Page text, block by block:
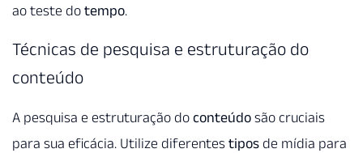
ao teste do tempo.
Técnicas de pesquisa e estruturação do
conteúdo
A pesquisa e estruturação do conteúdo são cruciais
para sua eficácia. Utilize diferentes tipos de mídia para